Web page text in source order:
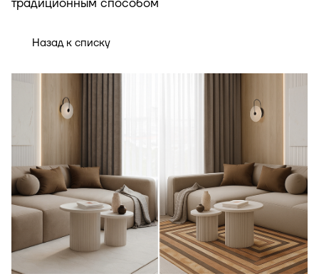
традиционным способом
Назад к списку